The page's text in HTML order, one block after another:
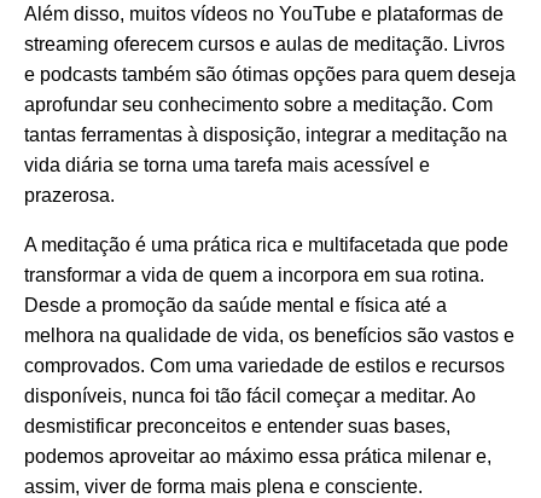
Além disso, muitos vídeos no YouTube e plataformas de
streaming oferecem cursos e aulas de meditação. Livros
e podcasts também são ótimas opções para quem deseja
aprofundar seu conhecimento sobre a meditação. Com
tantas ferramentas à disposição, integrar a meditação na
vida diária se torna uma tarefa mais acessível e
prazerosa.
A meditação é uma prática rica e multifacetada que pode
transformar a vida de quem a incorpora em sua rotina.
Desde a promoção da saúde mental e física até a
melhora na qualidade de vida, os benefícios são vastos e
comprovados. Com uma variedade de estilos e recursos
disponíveis, nunca foi tão fácil começar a meditar. Ao
desmistificar preconceitos e entender suas bases,
podemos aproveitar ao máximo essa prática milenar e,
assim, viver de forma mais plena e consciente.